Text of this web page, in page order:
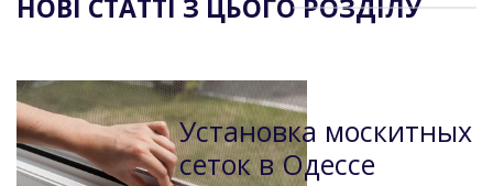
НОВІ СТАТТІ З ЦЬОГО РОЗДІЛУ
Установка москитных
сеток в Одессе